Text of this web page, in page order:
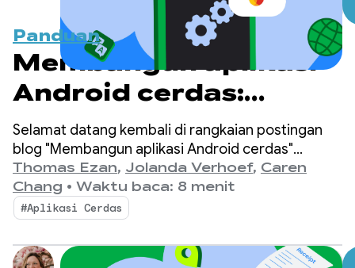
Panduan
Membangun aplikasi
Android cerdas:
Inferensi cloud dan
hybrid
Selamat datang kembali di rangkaian postingan
blog "Membangun aplikasi Android cerdas"
tempat kami mengambil aplikasi Android dasar
dan mengubahnya menjadi pengalaman yang
dipersonalisasi, cerdas, dan agentic.
Thomas Ezan, Jolanda Verhoef, Caren
Chang • Waktu baca: 8 menit
#Aplikasi Cerdas